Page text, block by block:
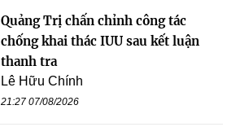
Quảng Trị chấn chỉnh công tác
chống khai thác IUU sau kết luận
thanh tra
Lê Hữu Chính
21:27 07/08/2026